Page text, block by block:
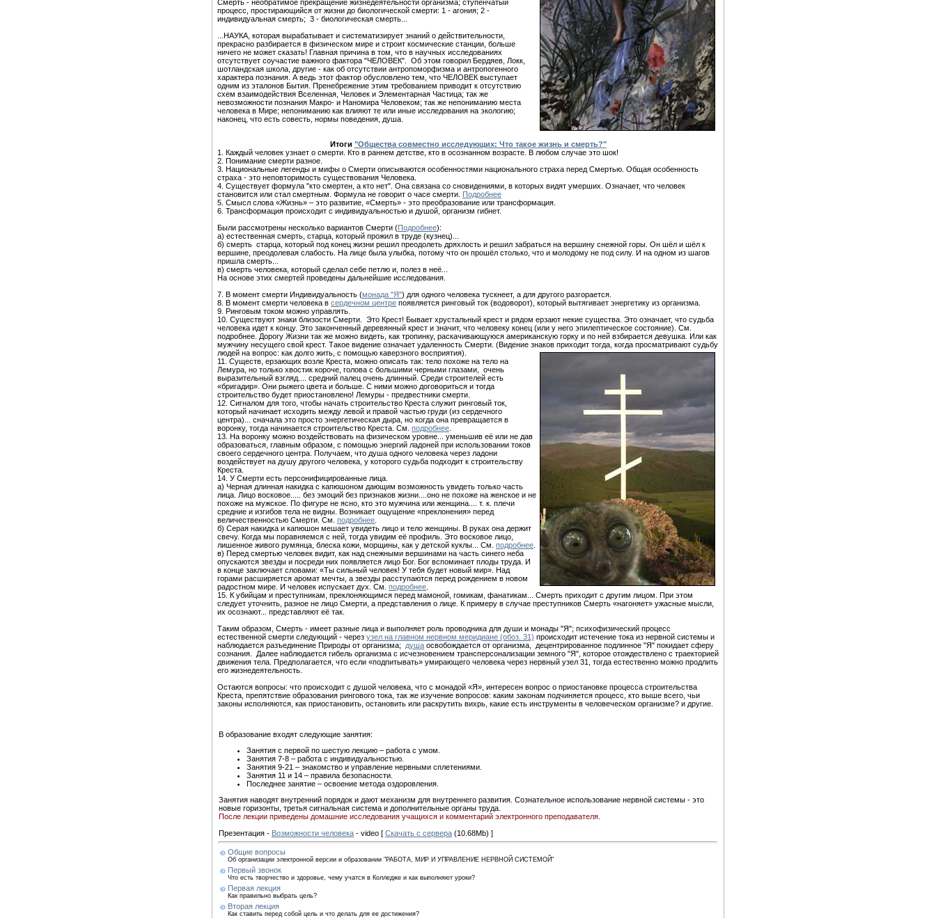
Смерть - необратимое прекращение жизнедеятельности организма; ступенчатый
процесс, простирающийся от жизни до биологической смерти: 1 - агония; 2 -
индивидуальная смерть; 3 - биологическая смерть...
...НАУКА, которая вырабатывает и систематизирует знаний о действительности,
прекрасно разбирается в физическом мире и строит космические станции, больше
ничего не может сказать! Главная причина в том, что в научных исследованиях
отсутствует соучастие важного фактора "ЧЕЛОВЕК". Об этом говорил Бердяев, Локк,
шотландская школа, другие - как об отсутствии антропоморфизма и антропогенного
характера познания. А ведь этот фактор обусловлено тем, что ЧЕЛОВЕК выступает
одним из эталонов Бытия. Пренебрежение этим требованием приводит к отсутствию
схем взаимодействия Вселенная, Человек и Элементарная Частица; так же
невозможности познания Макро- и Наномира Человеком; так же непониманию места
человека в Мире; непониманию как влияют те или иные исследования на экологию;
наконец, что есть совесть, нормы поведения, душа.
Итоги "Общества совместно исследующих: Что такое жизнь и смерть?"
1. Каждый человек узнает о смерти. Кто в раннем детстве, кто в осознанном возрасте. В любом случае это шок!
2. Понимание смерти разное.
3. Национальные легенды и мифы о Смерти описываются особенностями национального страха перед Смертью. Общая особенность
страха - это неповторимость существования Человека.
4. Существует формула "кто смертен, а кто нет". Она связана со сновидениями, в которых видят умерших. Означает, что человек
становится или стал смертным. Формула не говорит о часе смерти. Подробнее
5. Смысл слова «Жизнь» – это развитие, «Смерть» - это преобразование или трансформация.
6. Трансформация происходит с индивидуальностью и душой, организм гибнет.
Были рассмотрены несколько вариантов Смерти (Подробнее):
а) естественная смерть, старца, который прожил в труде (кузнец)...
б) смерть старца, который под конец жизни решил преодолеть дряхлость и решил забраться на вершину снежной горы. Он шёл и шёл к
вершине, преодолевая слабость. На лице была улыбка, потому что он прошёл столько, что и молодому не под силу. И на одном из шагов
пришла смерть...
в) смерть человека, который сделал себе петлю и, полез в неё...
На основе этих смертей проведены дальнейшие исследования.
7. В момент смерти Индивидуальность (монада "Я") для одного человека тускнеет, а для другого разгорается.
8. В момент смерти человека в сердечном центре появляется ринговый ток (водоворот), который вытягивает энергетику из организма.
9. Ринговым током можно управлять.
10. Существуют знаки близости Смерти. Это Крест! Бывает хрустальный крест и рядом ерзают некие существа. Это означает, что судьба
человека идет к концу. Это законченный деревянный крест и значит, что человеку конец (или у него эпилептическое состояние). См.
подробнее. Дорогу Жизни так же можно видеть, как тропинку, раскачивающуюся американскую горку и по ней взбирается девушка. Или как
мужчину несущего свой крест. Такое видение означает удаленность Смерти. (Видение знаков приходит тогда, когда просматривают судьбу
людей на вопрос: как долго жить, с помощью каверзного восприятия).
11. Существ, ерзающих возле Креста, можно описать так: тело похоже на тело на
Лемура, но только хвостик короче, голова с большими черными глазами, очень
выразительный взгляд.... средний палец очень длинный. Среди строителей есть
«бригадир». Они рыжего цвета и больше. С ними можно договориться и тогда
строительство будет приостановлено! Лемуры - предвестники смерти.
12. Сигналом для того, чтобы начать строительство Креста служит ринговый ток,
который начинает исходить между левой и правой частью груди (из сердечного
центра)... сначала это просто энергетическая дыра, но когда она превращается в
воронку, тогда начинается строительство Креста. См. подробнее
13. На воронку можно воздействовать на физическом уровне... уменьшив её или не дав
образоваться, главным образом, с помощью энергий ладоней при использовании токов
своего сердечного центра. Получаем, что душа одного человека через ладони
воздействует на душу другого человека, у которого судьба подходит к строительству
Креста.
14. У Смерти есть персонифицированные лица.
а) Черная длинная накидка с капюшоном дающим возможность увидеть только часть
лица. Лицо восковое..... без эмоций без признаков жизни....оно не похоже на женское и не
похоже на мужское. По фигуре не ясно, кто это мужчина или женщина.... т. к. плечи
средние и изгибов тела не видны. Возникает ощущение «преклонения» перед
величественностью Смерти. См. подробнее
б) Серая накидка и капюшон мешает увидеть лицо и тело женщины. В руках она держит
свечу. Когда мы поравняемся с ней, тогда увидим её профиль. Это восковое лицо,
лишенное живого румянца, блеска кожи, морщины, как у детской куклы... См. подробнее
в) Перед смертью человек видит, как над снежными вершинами на часть синего неба
опускаются звезды и посреди них появляется лицо Бог. Бог вспоминает плоды труда. И
в конце заключает словами: «Ты сильный человек! У тебя будет новый мир». Над
горами расширяется аромат мечты, а звезды расступаются перед рождением в новом
радостном мире. И человек испускает дух. См. подробнее
15. К убийцам и преступникам, преклоняющимся перед мамоной, гомикам, фанатикам... Смерть приходит с другим лицом. При этом
следует уточнить, разное не лицо Смерти, а представления о лице. К примеру в случае преступников Смерть «нагоняет» ужасные мысли,
их осознают... представляют её так.
Таким образом, Смерть - имеет разные лица и выполняет роль проводника для души и монады "Я"; психофизический процесс
естественной смерти следующий - через узел на главном нервном меридиане (обоз. 31) происходит истечение тока из нервной системы и
наблюдается разъединение Природы от организма; душа освобождается от организма, децентрированное подлинное "Я" покидает сферу
сознания. Далее наблюдается гибель организма с исчезновением трансперсонализации земного "Я", которое отождествлено с траекторией
движения тела. Предполагается, что если «подпитывать» умирающего человека через нервный узел 31, тогда естественно можно продлить
его жизнедеятельность.
Остаются вопросы: что происходит с душой человека, что с монадой «Я», интересен вопрос о приостановке процесса строительства
Креста, препятствие образования рингового тока, так же изучение вопросов: каким законам подчиняется процесс, кто выше всего, чьи
законы исполняются, как приостановить, остановить или раскрутить вихрь, какие есть инструменты в человеческом организме? и другие.
В образование входят следующие занятия:
Занятия с первой по шестую лекцию – работа с умом.
Занятия 7-8 – работа с индивидуальностью.
Занятия 9-21 – знакомство и управление нервными сплетениями.
Занятия 11 и 14 – правила безопасности.
Последнее занятие – освоение метода оздоровления.
Занятия наводят внутренний порядок и дают механизм для внутреннего развития. Сознательное использование нервной системы - это
новые горизонты, третья сигнальная система и дополнительные органы труда.
После лекции приведены домашние исследования учащихся и комментарий электронного преподавателя.
Презентация - Возможности человека - video [ Скачать с сервера (10.68Mb) ]
Общие вопросы
Об организации электронной версии и образовании "РАБОТА, МИР И УПРАВЛЕНИЕ НЕРВНОЙ СИСТЕМОЙ"
Первый звонок
Что есть творчество и здоровье, чему учатся в Колледже и как выполняют уроки?
Первая лекция
Как правильно выбрать цель?
Вторая лекция
Как ставить перед собой цель и что делать для ее достижения?